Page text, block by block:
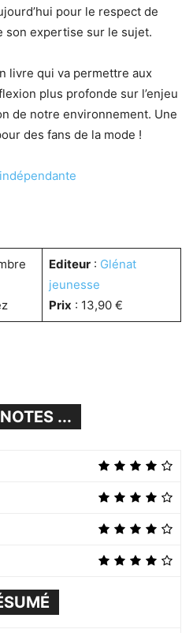
pour le respect de
son expertise sur le sujet.
livre qui va permettre aux
plus profonde sur l’enjeu
de notre environnement. Une
des fans de la mode !
Editeur: Glénat
jeunesse
Prix : 13,90 €
...